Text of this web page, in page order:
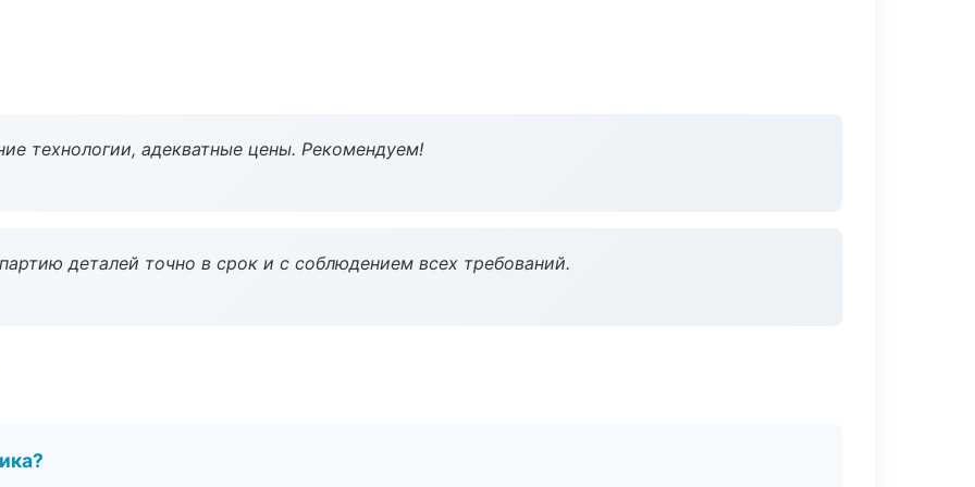
технологии, адекватные цены. Рекомендуем!
деталей точно в срок и с соблюдением всех требований.